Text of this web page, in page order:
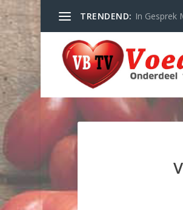
TRENDEND: In Gesprek